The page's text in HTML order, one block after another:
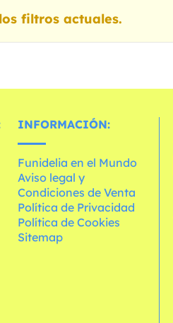
filtros actuales.
INFORMACIÓN:
Funidelia en el Mundo
Aviso legal y
Condiciones de Venta
Política de Privacidad
Política de Cookies
Sitemap